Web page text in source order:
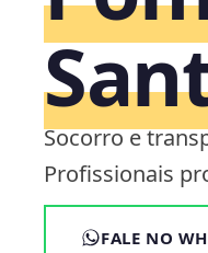
Socorro e
Profissionais
FALE NO